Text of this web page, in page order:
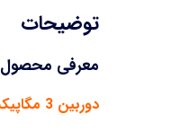
توضیحات
معرفی محصول
دوربین 3 مگاپیکسل کیوپلاس مدل PL-IPW-B3670A6-X